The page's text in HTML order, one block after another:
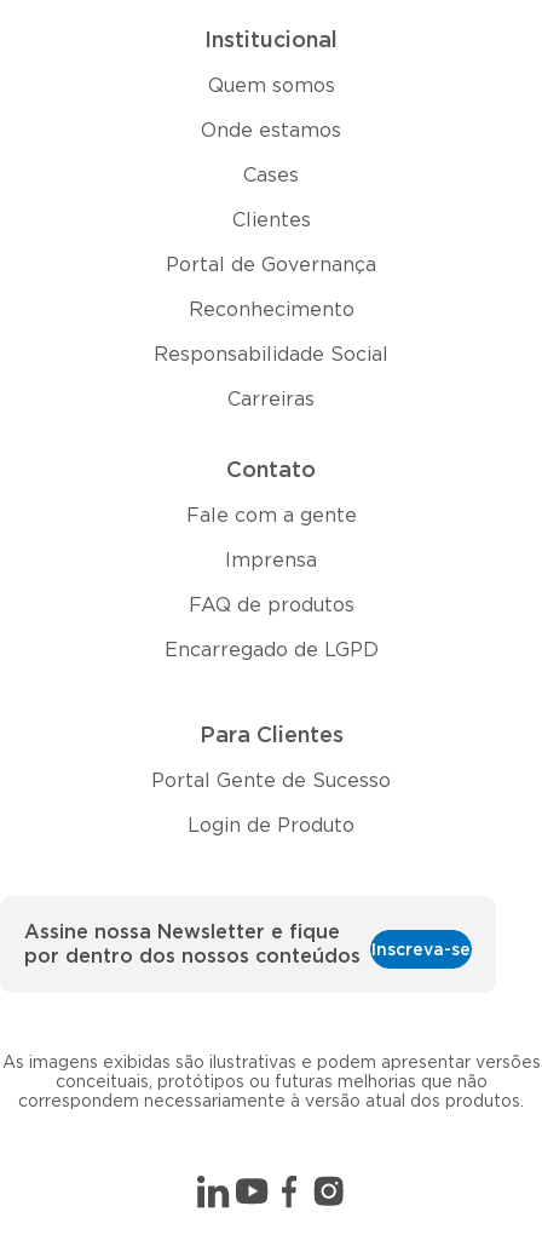
Institucional
Quem somos
Onde estamos
Cases
Clientes
Portal de Governança
Reconhecimento
Responsabilidade Social
Carreiras
Contato
Fale com a gente
Imprensa
FAQ de produtos
Encarregado de LGPD
Para Clientes
Portal Gente de Sucesso
Login de Produto
As imagens exibidas são ilustrativas e podem apresentar versões
conceituais, protótipos ou futuras melhorias que não
correspondem necessariamente à versão atual dos produtos.
Assine nossa Newsletter e fique
por dentro dos nossos conteúdos
Inscreva-se